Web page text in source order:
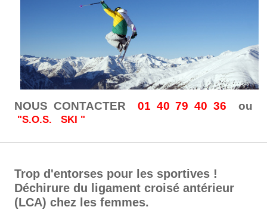
NOUS CONTACTER 01 40 79 40 36 ou
"S.O.S. SKI "
Trop d'entorses pour les sportives !
Déchirure du ligament croisé antérieur
(LCA) chez les femmes.